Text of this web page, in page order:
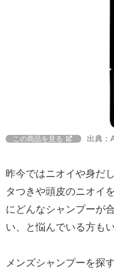
この商品を見る 出典：
昨今ではニオイや身だ
タつきや頭皮のニオイ
にどんなシャンプーが
い、と悩んでいる方も
メンズシャンプーを探